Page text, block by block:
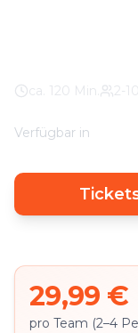
ca. 120 Min. 2-
Verfügbar in
29,99 €
pro Team (2–4